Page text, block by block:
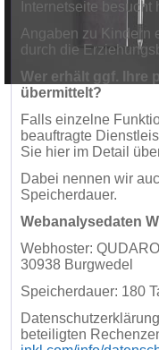
Internetseite besucht
Angaben zu Kindern
durch die
Wer erhält ggf. Ihre
übermittelt?
Falls einzelne
beauftragte
Sie hier im Detail
Dabei nennen wir
Speicherdauer.
Webanalysedaten
Webhoster:
30938 Burgwedel
Speicherdauer: 180
beteiligten